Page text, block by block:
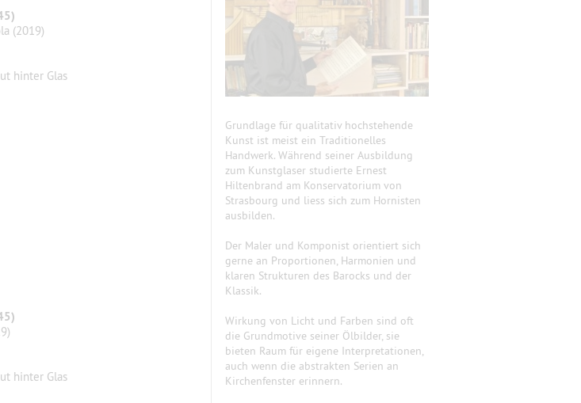
(2019)
hinter Glas
hinter Glas
Grundlage für qualitativ hochstehende
Kunst ist meist ein Traditionelles
Handwerk. Während seiner Ausbildung
zum Kunstglaser studierte Ernest
Hiltenbrand am Konservatorium von
Strasbourg und liess sich zum Hornisten
ausbilden.
Der Maler und Komponist orientiert sich
gerne an Proportionen, Harmonien und
klaren Strukturen des Barocks und der
Klassik.
Wirkung von Licht und Farben sind oft
die Grundmotive seiner Ölbilder, sie
bieten Raum für eigene Interpretationen,
auch wenn die abstrakten Serien an
Kirchenfenster erinnern.